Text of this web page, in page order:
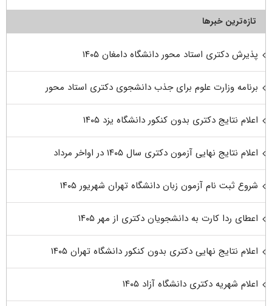
تازه‌ترین خبرها
پذیرش دکتری استاد محور دانشگاه دامغان ۱۴۰۵
برنامه وزارت علوم برای جذب دانشجوی دکتری استاد محور
اعلام نتایج دکتری بدون کنکور دانشگاه یزد ۱۴۰۵
اعلام نتایج نهایی آزمون دکتری سال ۱۴۰۵ در اواخر مرداد
شروع ثبت نام آزمون زبان دانشگاه تهران شهریور ۱۴۰۵
اعطای ردا کارت به دانشجویان دکتری از مهر ۱۴۰۵
اعلام نتایج نهایی دکتری بدون کنکور دانشگاه تهران ۱۴۰۵
اعلام شهریه دکتری دانشگاه آزاد ۱۴۰۵